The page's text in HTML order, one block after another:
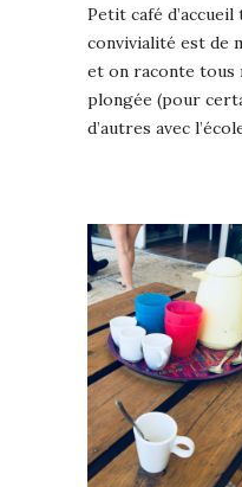
Petit café d’accueil
convivialité est de
et on raconte tous
plongée (pour
d’autres avec